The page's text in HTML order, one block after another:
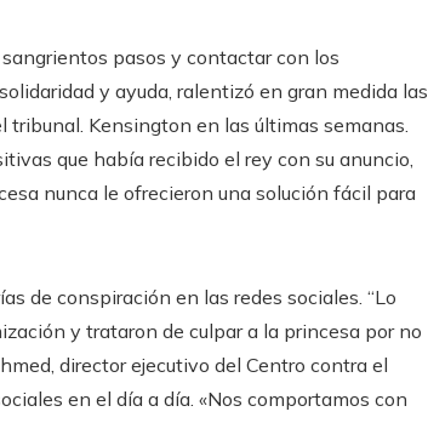
pasos y contactar con los
y ayuda, ralentizó en gran medida las
Kensington en las últimas semanas.
que había recibido el rey con su anuncio,
nunca le ofrecieron una solución fácil para
de conspiración en las redes sociales. “Lo
y trataron de culpar a la princesa por no
director ejecutivo del Centro contra el
en el día a día. «Nos comportamos con